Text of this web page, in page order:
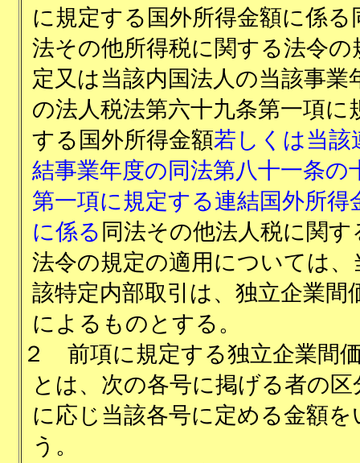
に規定する国外所得金額に係る
法その他所得税に関する法令の
定又は当該内国法人の当該事業
の法人税法第六十九条第一項に
する国外所得金額若しくは当該
結事業年度の同法第八十一条の
第一項に規定する連結国外所得
に係る 同法その他法人税に関す
法令の規定の適用については、
該特定内部取引は、独立企業間
によるものとする。
２
前項に規定する独立企業間
とは、次の各号に掲げる者の区
に応じ当該各号に定める金額を
う。